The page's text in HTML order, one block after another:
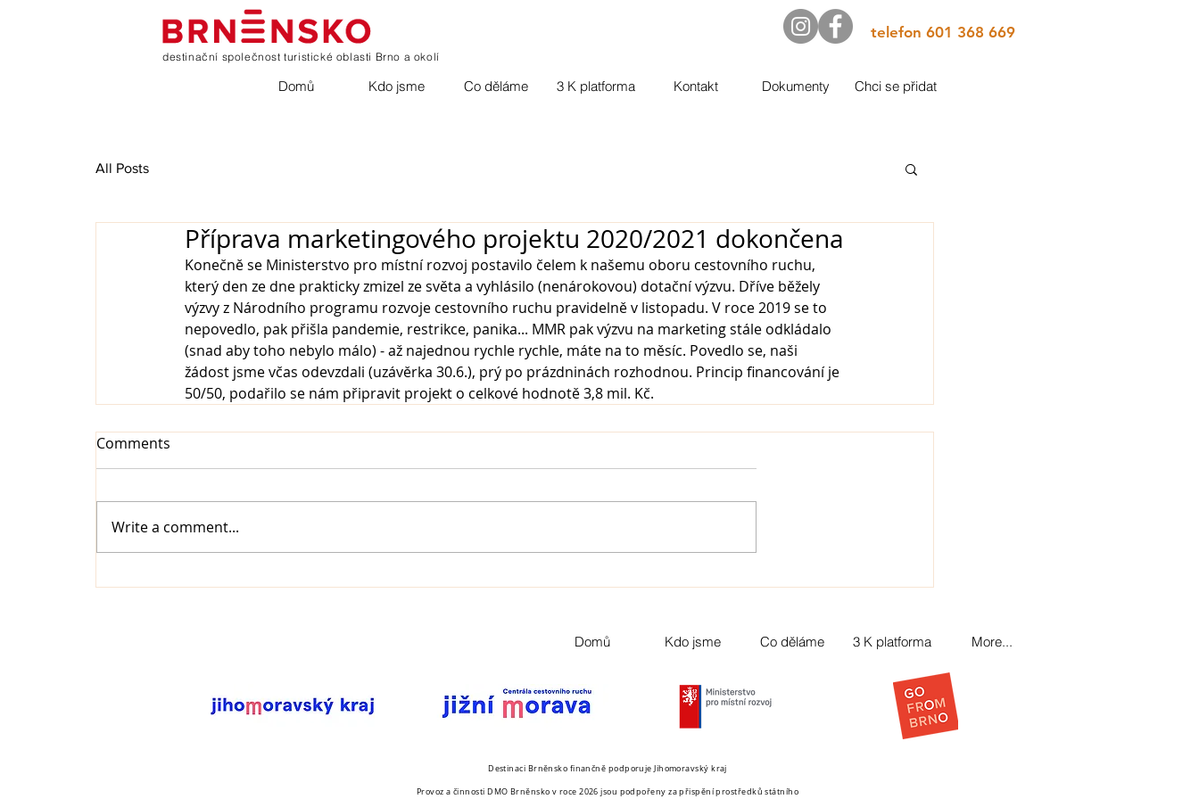
telefon 601 368 669
destinační společnost turistické oblasti Brno a okolí
Domů Kdo jsme Co děláme 3 K platforma Kontakt Dokumenty Chci se přidat
All Posts
Příprava marketingového projektu 2020/2021 dokončena
Konečně se Ministerstvo pro místní rozvoj postavilo čelem k našemu oboru cestovního ruchu,
který den ze dne prakticky zmizel ze světa a vyhlásilo (nenárokovou) dotační výzvu. Dříve běžely
výzvy z Národního programu rozvoje cestovního ruchu pravidelně v listopadu. V roce 2019 se to
nepovedlo, pak přišla pandemie, restrikce, panika... MMR pak výzvu na marketing stále odkládalo
(snad aby toho nebylo málo) - až najednou rychle rychle, máte na to měsíc. Povedlo se, naši
žádost jsme včas odevzdali (uzávěrka 30.6.), prý po prázdninách rozhodnou. Princip financování je
50/50, podařilo se nám připravit projekt o celkové hodnotě 3,8 mil. Kč.
Comments
Write a comment...
Domů Kdo jsme Co děláme 3 K platforma More...
Destinaci Brněnsko finančně podporuje Jihomoravský kraj
Provoz a činnosti DMO Brněnsko v roce 2026 jsou podpořeny za přispění prostředků státního